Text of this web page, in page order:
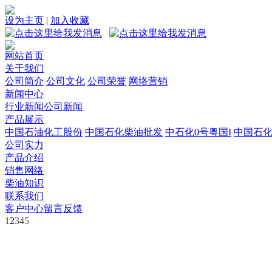
设为主页 | 加入收藏
网站首页
关于我们
公司简介 公司文化 公司荣誉 网络营销
新闻中心
行业新闻公司新闻
产品展示
中国石油化工股份 中国石化柴油批发 中石化0号粤国I 中国石
公司实力
产品介绍
销售网络
柴油知识
联系我们
客户中心留言反馈
1 2345